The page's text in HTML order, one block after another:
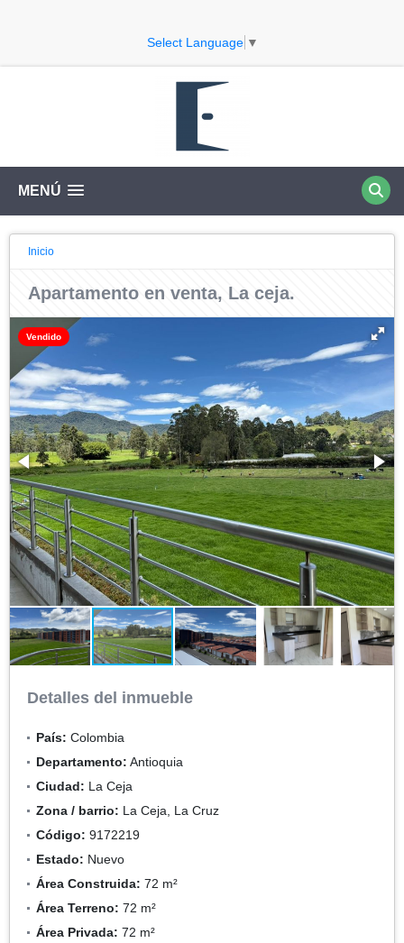
Select Language ▼
MENÚ
Inicio
Apartamento en venta, La ceja.
Vendido
Detalles del inmueble
País: Colombia
Departamento: Antioquia
Ciudad: La Ceja
Zona / barrio: La Ceja, La Cruz
Código: 9172219
Estado: Nuevo
Área Construida: 72 m²
Área Terreno: 72 m²
Área Privada: 72 m²